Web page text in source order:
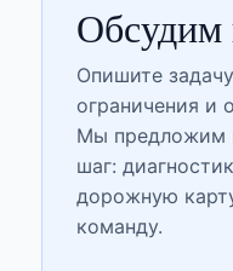
Обсудим
Опишите
ограничения и
Мы предложим
шаг:
дорожную
команду.